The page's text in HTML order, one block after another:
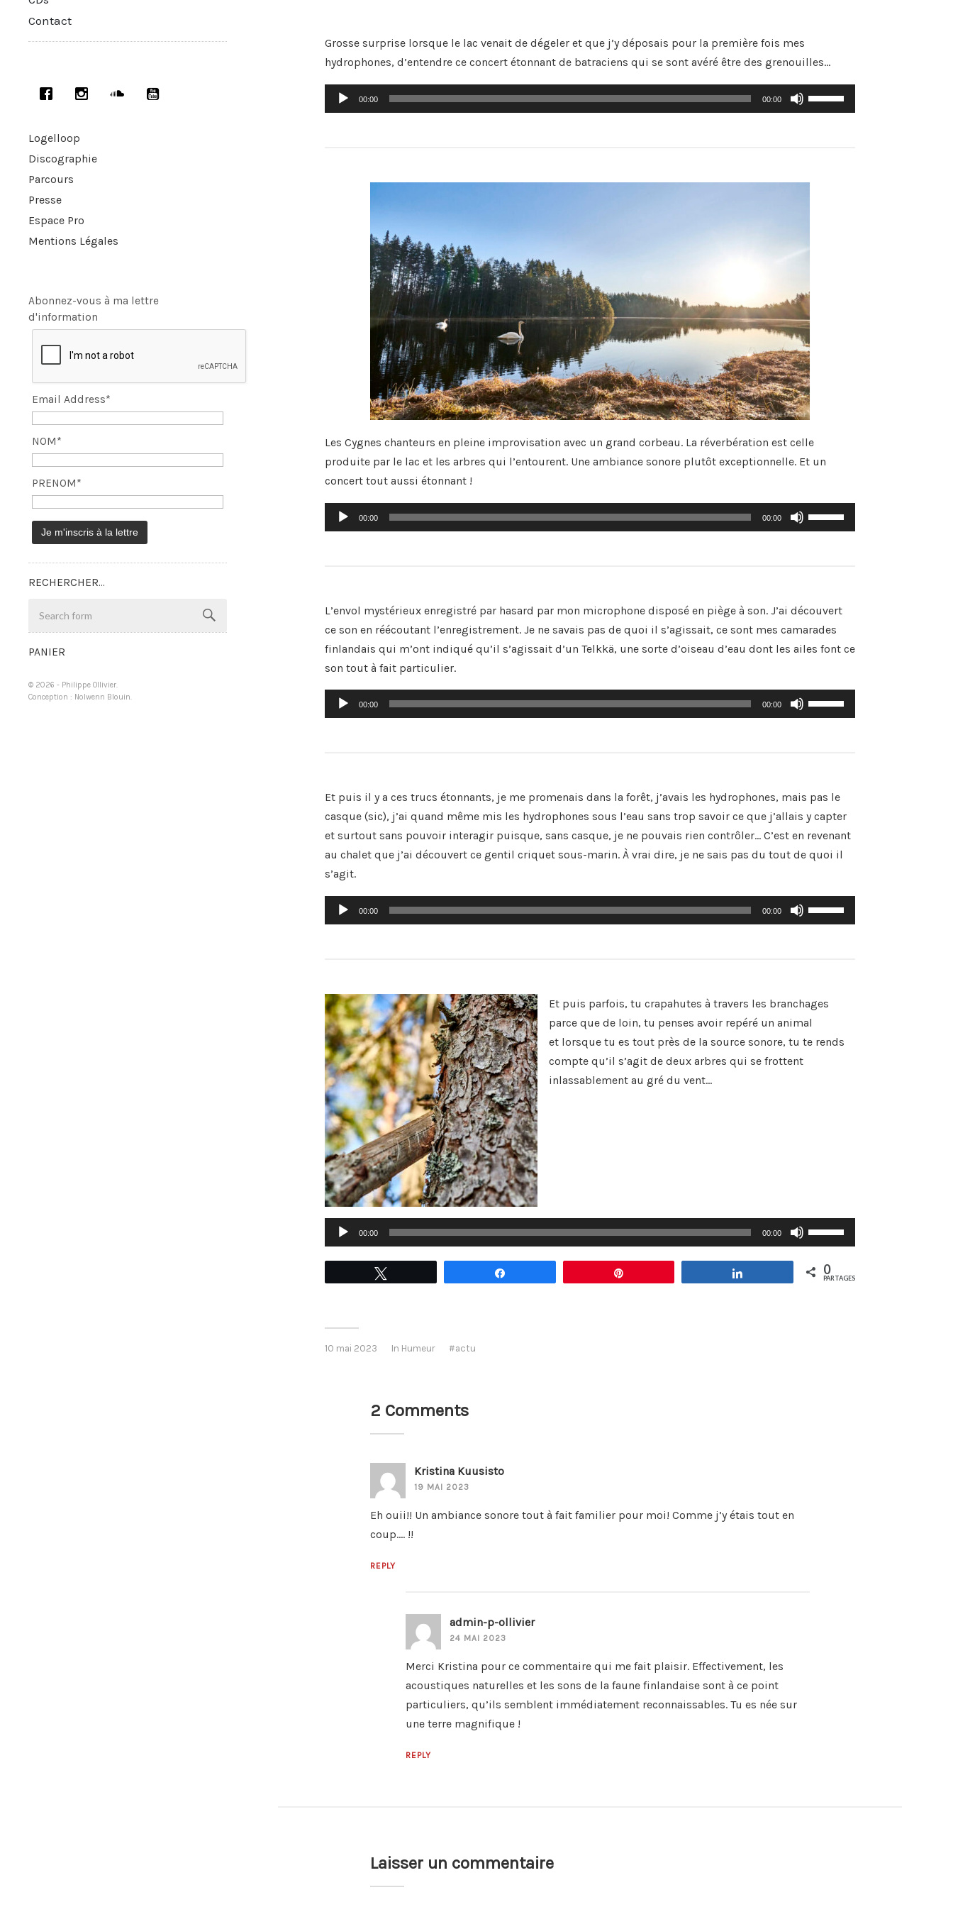
Contact
Logelloop
Discographie
Parcours
Presse
Espace Pro
Mentions Légales
Abonnez-vous à ma lettre
d'information
Email Address*
NOM*
PRENOM*
RECHERCHER…
PANIER
© 2026 - Philippe Ollivier.
Conception : Nolwenn Blouin.
volume.
Grosse surprise lorsque le lac venait de dégeler et que j’y déposais pour la première fois mes
hydrophones, d’entendre ce concert étonnant de batraciens qui se sont avéré être des grenouilles…
Lecteur
audio
00:00 00:00
les
flèches
Les Cygnes chanteurs en pleine improvisation avec un grand corbeau. La réverbération est celle
produite par le lac et les arbres qui l’entourent. Une ambiance sonore plutôt exceptionnelle. Et un
concert tout aussi étonnant !
Lecteur
audio
00:00 00:00
les
flèches
le
volume.
L’envol mystérieux enregistré par hasard par mon microphone disposé en piège à son. J’ai découvert
ce son en réécoutant l’enregistrement. Je ne savais pas de quoi il s’agissait, ce sont mes camarades
finlandais qui m’ont indiqué qu’il s’agissait d’un Telkkä, une sorte d’oiseau d’eau dont les ailes font ce
son tout à fait particulier.
Lecteur
audio
00:00 00:00
les
flèches
le
Et puis il y a ces trucs étonnants, je me promenais dans la forêt, j’avais les hydrophones, mais pas le
casque (sic), j’ai quand même mis les hydrophones sous l’eau sans trop savoir ce que j’allais y capter
et surtout sans pouvoir interagir puisque, sans casque, je ne pouvais rien contrôler… C’est en revenant
au chalet que j’ai découvert ce gentil criquet sous-marin. À vrai dire, je ne sais pas du tout de quoi il
s’agit.
Lecteur
audio
00:00 00:00
les
flèches
le
volume.
Et puis parfois, tu crapahutes à travers les branchages
parce que de loin, tu penses avoir repéré un animal
et lorsque tu es tout près de la source sonore, tu te rends
compte qu’il s’agit de deux arbres qui se frottent
inlassablement au gré du vent…
00:00 00:00
les
flèches
haut/bas
pour
0
PARTAGES
10 mai 2023 In Humeur actu
2 Comments
Kristina Kuusisto
19 MAI 2023
Eh ouii!! Un ambiance sonore tout à fait familier pour moi! Comme j’y étais tout en
coup…. !!
REPLY
admin-p-ollivier
24 MAI 2023
Merci Kristina pour ce commentaire qui me fait plaisir. Effectivement, les
acoustiques naturelles et les sons de la faune finlandaise sont à ce point
particuliers, qu’ils semblent immédiatement reconnaissables. Tu es née sur
une terre magnifique !
REPLY
Laisser un commentaire